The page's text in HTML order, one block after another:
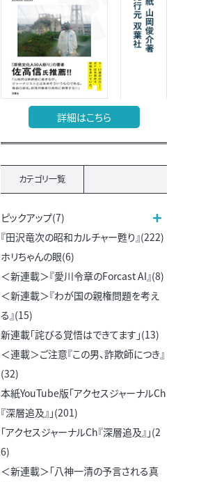
詳細はこちら
カテゴリ一覧
ピックアップ(7)
『田沢竜次の昭和カルチャー甦り』(222)
ホリちゃんの眼(6)
＜新連載＞『愛川令章のForcast AI』(8)
＜新連載＞『わが国の親権問題を考え
る』(15)
新連載「詫びる覚悟はできてます」(13)
＜連載＞ご注意『この男、詐欺師につき』
(32)
本紙YouTube版「アクセスジャーナルCh
『深層追及』」(201)
「アクセスジャーナルCh『深層追及』」(2
6)
＜新連載＞「八神一清の予言される真